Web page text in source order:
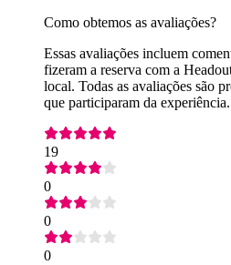
Como obtemos as avaliações?
Essas avaliações incluem
fizeram a reserva com a
local. Todas as avaliações são
que participaram da experiência.
19
0
0
0